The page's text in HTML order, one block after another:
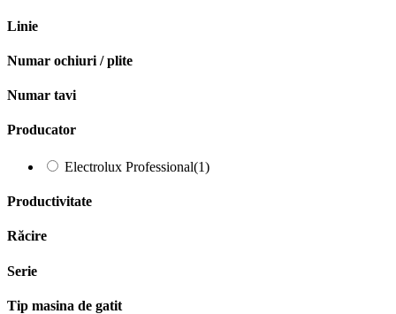
Linie
Numar ochiuri / plite
Numar tavi
Producator
Electrolux Professional(1)
Productivitate
Răcire
Serie
Tip masina de gatit